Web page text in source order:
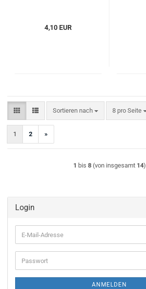
4,10 EUR
Sortieren nach
Sortieren nach 8 pro Seite
pro Seite
1 2 »
1 bis 8(von insgesamt 14)
Login
E-
Mail-
Adresse
Passwort
ANMELDEN